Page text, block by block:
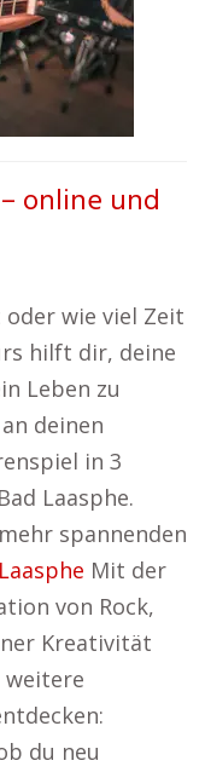
online und
wie viel Zeit
hilft dir, deine
Leben zu
deinen
in 3
Laasphe.
spannenden
Mit der
von Rock,
Kreativität
weitere
du neu